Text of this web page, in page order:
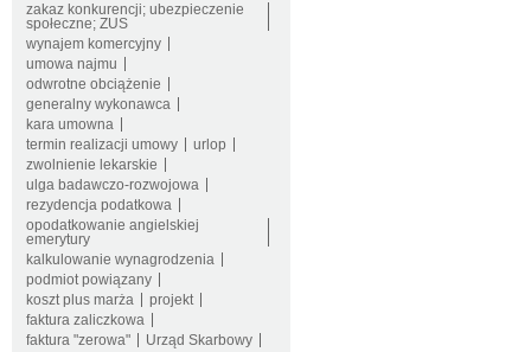
zakaz konkurencji; ubezpieczenie
społeczne; ZUS
wynajem komercyjny
umowa najmu
odwrotne obciążenie
generalny wykonawca
kara umowna
termin realizacji umowy
urlop
zwolnienie lekarskie
ulga badawczo-rozwojowa
rezydencja podatkowa
opodatkowanie angielskiej
emerytury
kalkulowanie wynagrodzenia
podmiot powiązany
koszt plus marża
projekt
faktura zaliczkowa
faktura "zerowa"
Urząd Skarbowy